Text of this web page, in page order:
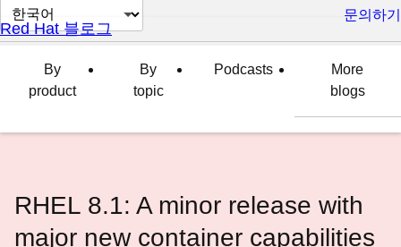
페
이
변
문의하기
Red Hat 블로그
By
product
By
topic
Podcasts
More
blogs
RHEL 8.1: A minor release with
major new container capabilities